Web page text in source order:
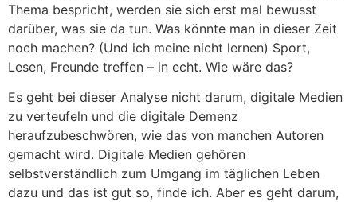
Thema bespricht, werden sie sich erst mal bewusst
darüber, was sie da tun. Was könnte man in dieser Zeit
noch machen? (Und ich meine nicht lernen) Sport,
Lesen, Freunde treffen – in echt. Wie wäre das?
Es geht bei dieser Analyse nicht darum, digitale Medien
zu verteufeln und die digitale Demenz
heraufzubeschwören, wie das von manchen Autoren
gemacht wird. Digitale Medien gehören
selbstverständlich zum Umgang im täglichen Leben
dazu und das ist gut so, finde ich. Aber es geht darum,